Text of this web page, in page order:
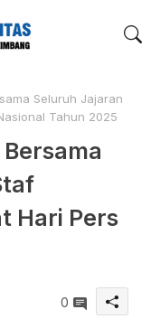
Seluruh Jajaran
Tahun 2025
Hari Pers
0